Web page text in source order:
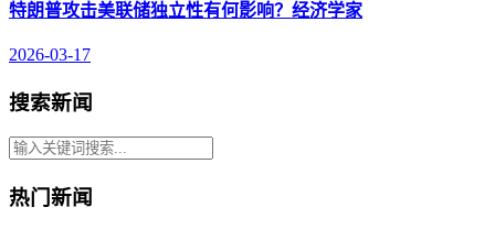
特朗普攻击美联储独立性有何影响？经济学家
2026-03-17
搜索新闻
热门新闻